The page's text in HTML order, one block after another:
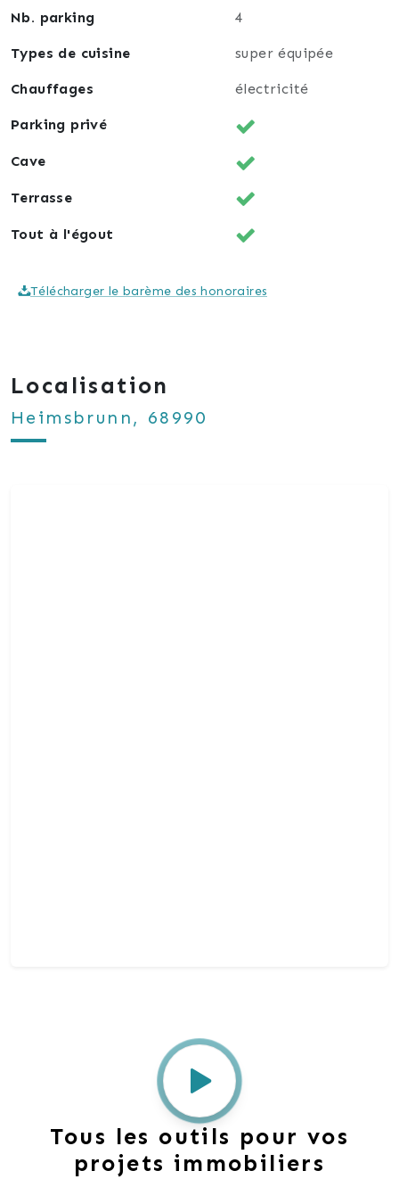
loués
dernier étage et bénéficiez de revenus sécurisés de
Opportunité rare d’acquérir un bien patrimonial
locatif attractif, en plein centre de village.
Pour toute question : Dominique Meunier 06 20 74 05
90
Nb. parking 4
Types de cuisine super équipée
Chauffages électricité
Parking privé
Cave
Terrasse
Tout à l'égout
Télécharger le barème des honoraires
Localisation
Heimsbrunn, 68990
Tous les outils pour vos
projets immobiliers